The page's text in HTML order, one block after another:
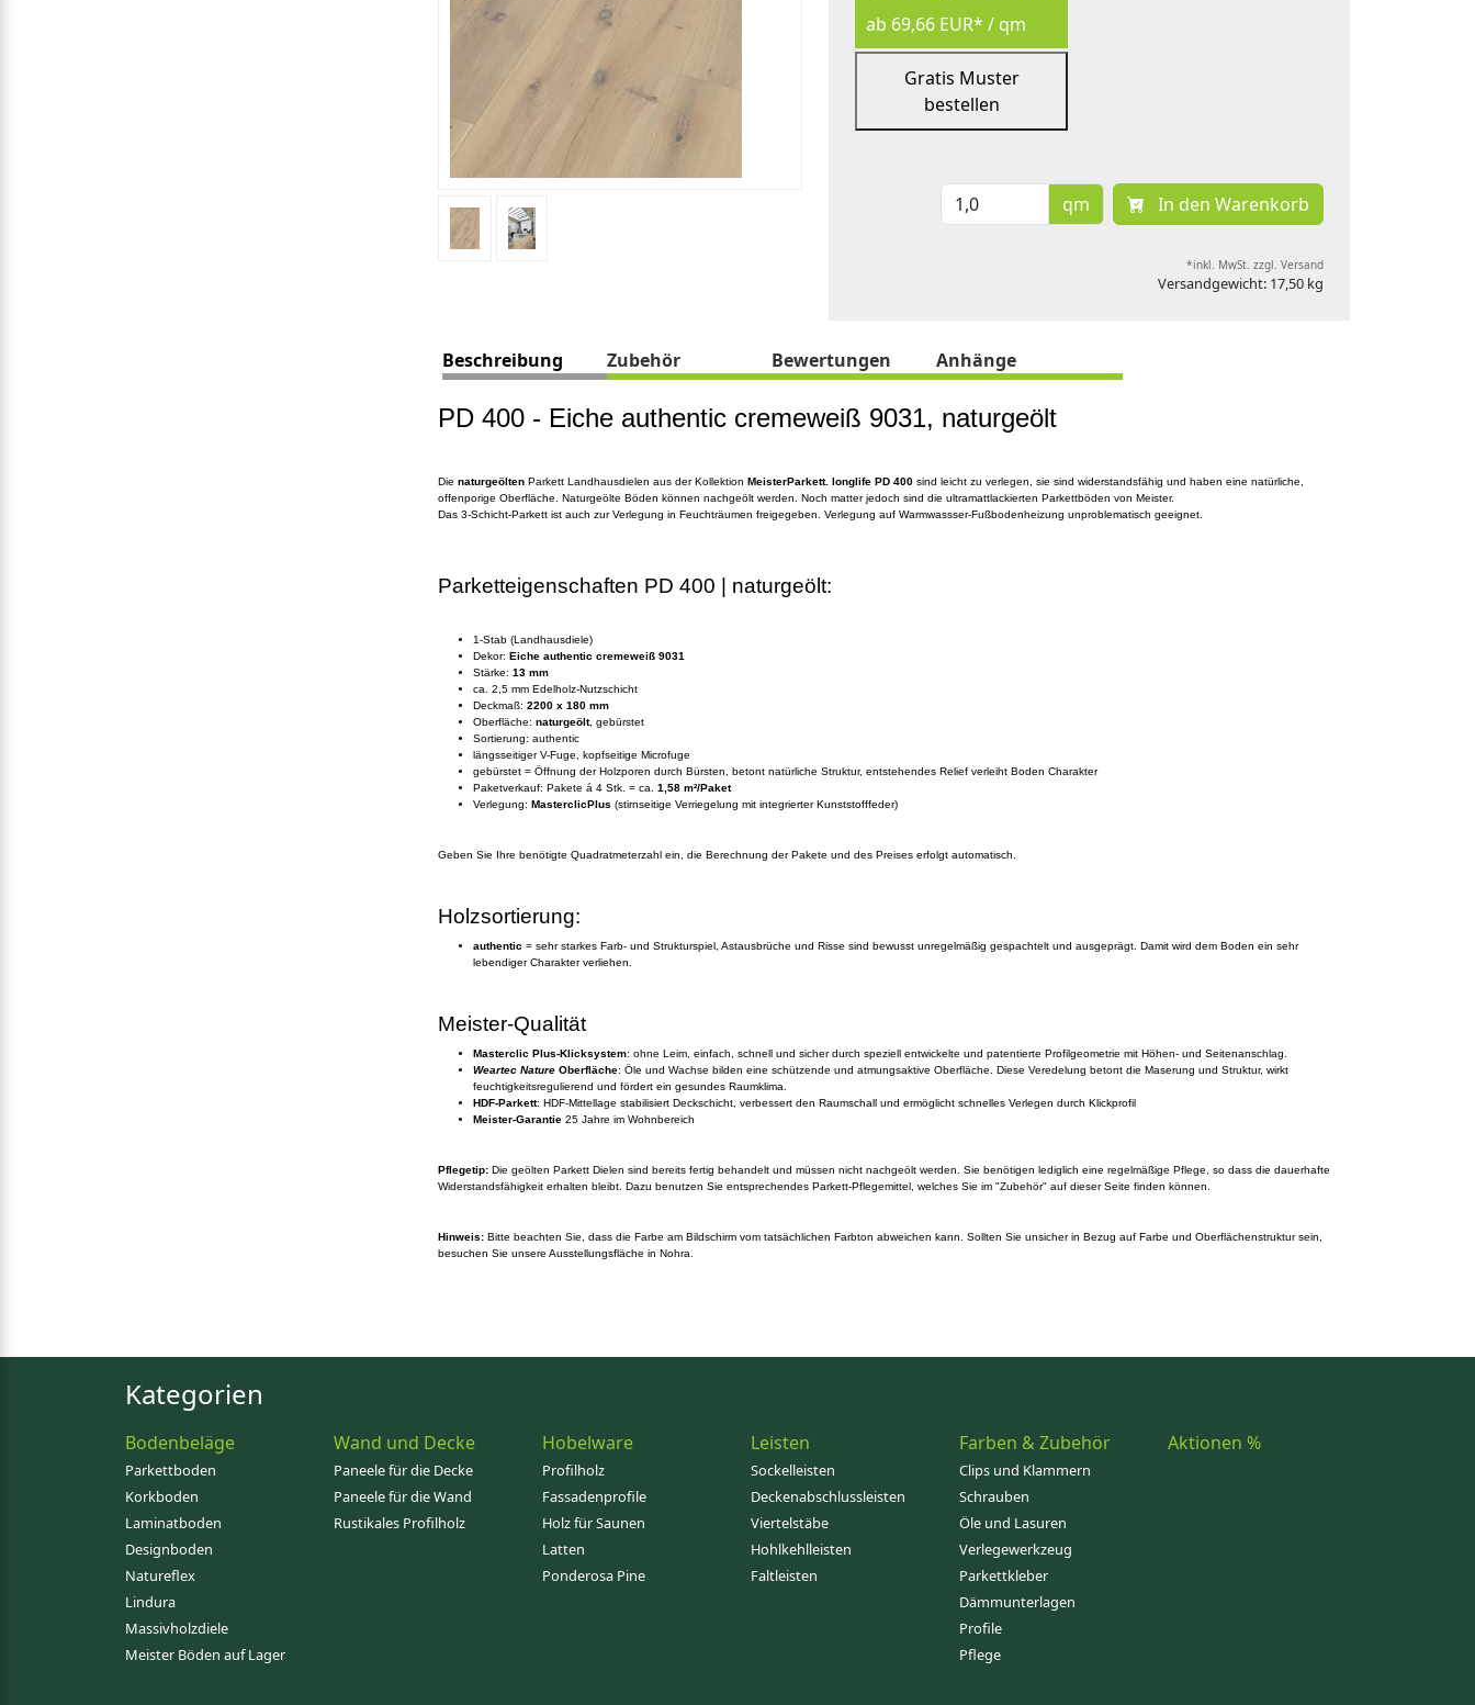
ab 69,66 EUR* / qm
Gratis Muster
bestellen
qm In den Warenkorb
*inkl. MwSt. zzgl. Versand
Versandgewicht: 17,50 kg
Beschreibung Zubehör Bewertungen Anhänge
PD 400 - Eiche authentic cremeweiß 9031, naturgeölt
Die naturgeölten Parkett Landhausdielen aus der Kollektion MeisterParkett. longlife PD 400 sind leicht zu verlegen, sie sind widerstandsfähig und haben eine natürliche,
offenporige Oberfläche. Naturgeölte Böden können nachgeölt werden. Noch matter jedoch sind die ultramattlackierten Parkettböden von Meister.
Das 3-Schicht-Parkett ist auch zur Verlegung in Feuchträumen freigegeben. Verlegung auf Warmwassser-Fußbodenheizung unproblematisch geeignet.
Parketteigenschaften PD 400 | naturgeölt:
1-Stab (Landhausdiele)
Dekor: Eiche authentic cremeweiß 9031
Stärke: 13 mm
ca. 2,5 mm Edelholz-Nutzschicht
Deckmaß: 2200 x 180 mm
Oberfläche: naturgeölt, gebürstet
Sortierung: authentic
längsseitiger V-Fuge, kopfseitige Microfuge
gebürstet = Öffnung der Holzporen durch Bürsten, betont natürliche Struktur, entstehendes Relief verleiht Boden Charakter
Paketverkauf: Pakete á 4 Stk. = ca. 1,58 m²/Paket
Verlegung: MasterclicPlus (stirnseitige Verriegelung mit integrierter Kunststofffeder)
Geben Sie Ihre benötigte Quadratmeterzahl ein, die Berechnung der Pakete und des Preises erfolgt automatisch.
Holzsortierung:
authentic = sehr starkes Farb- und Strukturspiel, Astausbrüche und Risse sind bewusst unregelmäßig gespachtelt und ausgeprägt. Damit wird dem Boden ein sehr
lebendiger Charakter verliehen.
Meister-Qualität
Masterclic Plus-Klicksystem: ohne Leim, einfach, schnell und sicher durch speziell entwickelte und patentierte Profilgeometrie mit Höhen- und Seitenanschlag.
Weartec Nature Oberfläche: Öle und Wachse bilden eine schützende und atmungsaktive Oberfläche. Diese Veredelung betont die Maserung und Struktur, wirkt
feuchtigkeitsregulierend und fördert ein gesundes Raumklima.
HDF-Parkett: HDF-Mittellage stabilisiert Deckschicht, verbessert den Raumschall und ermöglicht schnelles Verlegen durch Klickprofil
Meister-Garantie 25 Jahre im Wohnbereich
Pflegetip: Die geölten Parkett Dielen sind bereits fertig behandelt und müssen nicht nachgeölt werden. Sie benötigen lediglich eine regelmäßige Pflege, so dass die dauerhafte
Widerstandsfähigkeit erhalten bleibt. Dazu benutzen Sie entsprechendes Parkett-Pflegemittel, welches Sie im "Zubehör" auf dieser Seite finden können.
Hinweis: Bitte beachten Sie, dass die Farbe am Bildschirm vom tatsächlichen Farbton abweichen kann. Sollten Sie unsicher in Bezug auf Farbe und Oberflächenstruktur sein,
besuchen Sie unsere Ausstellungsfläche in Nohra.
Kategorien
Bodenbeläge
Parkettboden
Korkboden
Laminatboden
Designboden
Natureflex
Lindura
Massivholzdiele
Meister Böden auf Lager
Wand und Decke
Paneele für die Decke
Paneele für die Wand
Rustikales Profilholz
Hobelware
Profilholz
Fassadenprofile
Holz für Saunen
Latten
Ponderosa Pine
Leisten
Sockelleisten
Deckenabschlussleisten
Viertelstäbe
Hohlkehlleisten
Faltleisten
Farben & Zubehör
Clips und Klammern
Schrauben
Öle und Lasuren
Verlegewerkzeug
Parkettkleber
Dämmunterlagen
Profile
Pflege
Aktionen %